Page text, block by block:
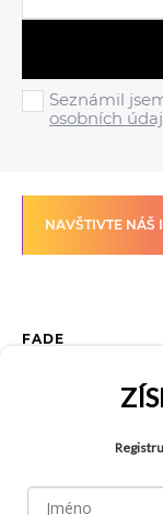
Seznámil
osobních
NAVŠTIVTE NÁŠ
FADE
Blog